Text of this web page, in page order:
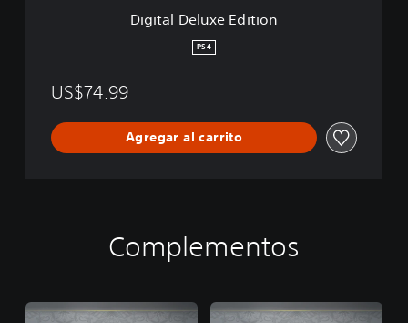
Digital Deluxe Edition
PS4
US$74.99
Agregar al carrito
Complementos